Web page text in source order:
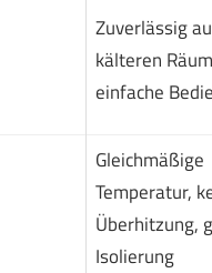
Zuverlässig
kälteren
einfache
Gleichmäßige
Temperatur,
Überhitzung,
Isolierung